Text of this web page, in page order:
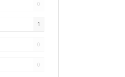
2
2
1
0
0
1
0
0